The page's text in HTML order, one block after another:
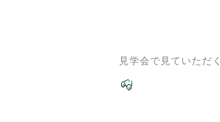
見学会で見ていただ